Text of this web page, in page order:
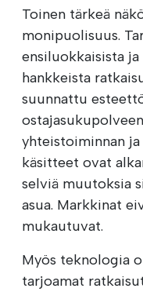
Toinen tärkeä
monipuolisuus.
ensiluokkaisista
hankkeista
suunnattu
yhteistoiminnan
käsitteet ovat
selviä muutoksia
asua. Markkinat
mukautuvat.
Myös teknologia
tarjoamat